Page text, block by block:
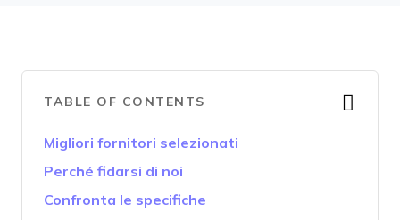
TABLE OF CONTENTS
Migliori fornitori selezionati
Perché fidarsi di noi
Confronta le specifiche